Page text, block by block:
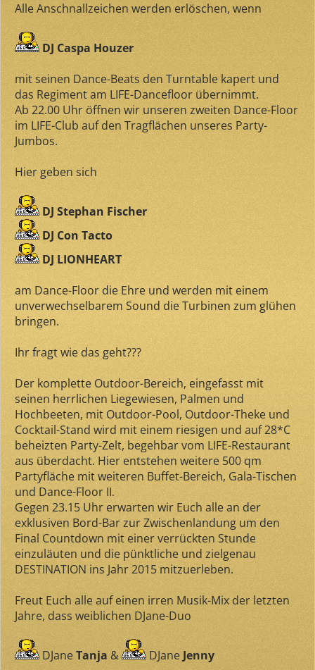
Alle Anschnallzeichen werden erlöschen, wenn
DJ Caspa Houzer
mit seinen Dance-Beats den Turntable kapert und
das Regiment am LIFE-Dancefloor übernimmt.
Ab 22.00 Uhr öffnen wir unseren zweiten Dance-Floor
im LIFE-Club auf den Tragflächen unseres Party-
Jumbos.
Hier geben sich
DJ Stephan Fischer
DJ Con Tacto
DJ LIONHEART
am Dance-Floor die Ehre und werden mit einem
unverwechselbarem Sound die Turbinen zum glühen
bringen.
Ihr fragt wie das geht???
Der komplette Outdoor-Bereich, eingefasst mit
seinen herrlichen Liegewiesen, Palmen und
Hochbeeten, mit Outdoor-Pool, Outdoor-Theke und
Cocktail-Stand wird mit einem riesigen und auf 28*C
beheizten Party-Zelt, begehbar vom LIFE-Restaurant
aus überdacht. Hier entstehen weitere 500 qm
Partyfläche mit weiteren Buffet-Bereich, Gala-Tischen
und Dance-Floor II.
Gegen 23.15 Uhr erwarten wir Euch alle an der
exklusiven Bord-Bar zur Zwischenlandung um den
Final Countdown mit einer verrückten Stunde
einzuläuten und die pünktliche und zielgenau
DESTINATION ins Jahr 2015 mitzuerleben.
Freut Euch alle auf einen irren Musik-Mix der letzten
Jahre, dass weiblichen DJane-Duo
DJaneTanja & DJane Jenny